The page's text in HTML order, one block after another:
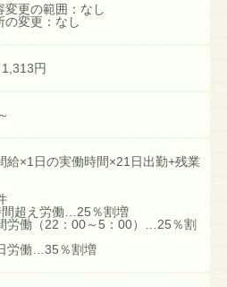
更の範囲：なし
変更：なし
円
給×1日の実働時間×21日出勤+残業
間超え労働…25％割増
労働（22：00～5：00）…25％割
労働…35％割増